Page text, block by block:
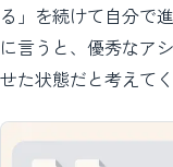
る」を続けて自分で
に言うと、優秀なア
せた状態だと考えてく